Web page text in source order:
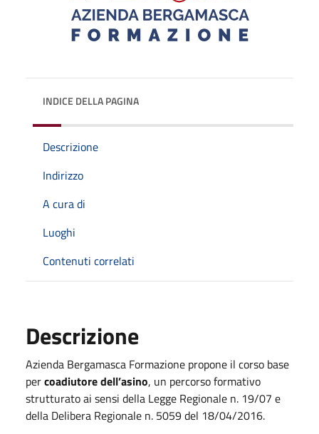
INDICE DELLA PAGINA
Descrizione
Indirizzo
A cura di
Luoghi
Contenuti correlati
Descrizione
Azienda Bergamasca Formazione propone il corso base
percoadiutore dell’asino, un percorso formativo
strutturato ai sensi della Legge Regionale n. 19/07 e
della Delibera Regionale n. 5059 del 18/04/2016.